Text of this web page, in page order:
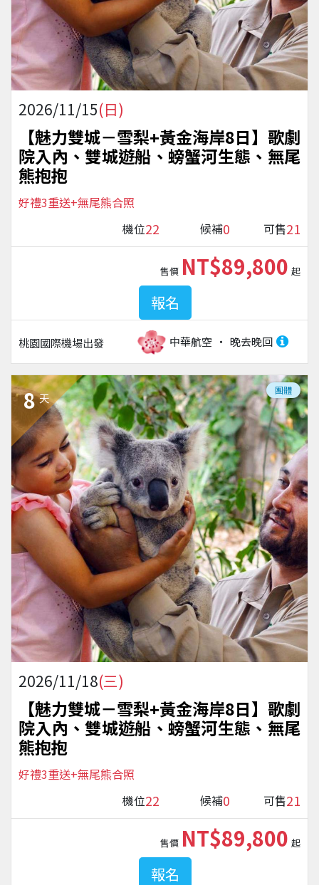
2026/11/15(日)
【魅力雙城－雪梨+黃金海岸8日】歌劇
院入內、雙城遊船、螃蟹河生態、無尾
熊抱抱
好禮3重送+無尾熊合照
機位22 候補0 可售21
桃園國際機場出發 中華航空 晚去晚回
售價 NT$89,800 起
報名
8 天
團體
2026/11/18(三)
【魅力雙城－雪梨+黃金海岸8日】歌劇
院入內、雙城遊船、螃蟹河生態、無尾
熊抱抱
好禮3重送+無尾熊合照
機位22 候補0 可售21
售價 NT$89,800 起
報名